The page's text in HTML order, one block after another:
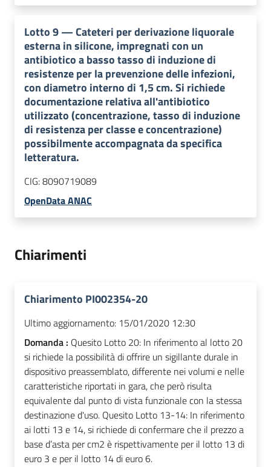
Lotto9—Cateteri per derivazione liquorale
esterna in silicone, impregnati con un
antibiotico a basso tasso di induzione di
resistenze per la prevenzione delle infezioni,
con diametro interno di 1,5 cm. Si richiede
documentazione relativa all'antibiotico
utilizzato (concentrazione, tasso di induzione
di resistenza per classe e concentrazione)
possibilmente accompagnata da specifica
letteratura.
CIG:8090719089
OpenData ANAC
Chiarimenti
Chiarimento PI002354-20
Ultimo aggiornamento: 15/01/2020 12:30
Domanda : Quesito Lotto 20: In riferimento al lotto 20
si richiede la possibilità di offrire un sigillante durale in
dispositivo preassemblato, differente nei volumi e nelle
caratteristiche riportati in gara, che però risulta
equivalente dal punto di vista funzionale con la stessa
destinazione d'uso. Quesito Lotto 13-14: In riferimento
ai lotti 13 e 14, si richiede di confermare che il prezzo a
base d’asta per cm2 è rispettivamente per il lotto 13 di
euro 3 e per il lotto 14 di euro 6.